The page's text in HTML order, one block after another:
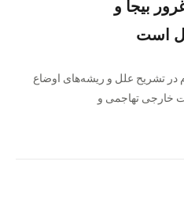
بیجا و
است
تشریح علل و ریشه‌های اوضاع
خارجی تهاجمی و